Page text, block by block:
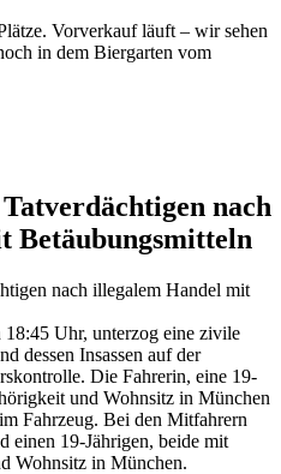
Vorverkauf läuft – wir sehen
in dem Biergarten vom
nach
Betäubungsmitteln
18:45 Uhr, unterzog eine zivile
dessen Insassen auf der
Die Fahrerin, eine 19-
und Wohnsitz in München
Fahrzeug. Bei den Mitfahrern
einen 19-Jährigen, beide mit
Wohnsitz in München.